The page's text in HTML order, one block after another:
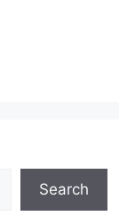
Search